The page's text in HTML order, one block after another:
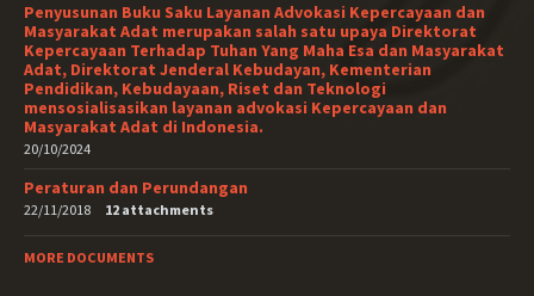
Penyusunan Buku Saku Layanan Advokasi Kepercayaan dan
Masyarakat Adat merupakan salah satu upaya Direktorat
Kepercayaan Terhadap Tuhan Yang Maha Esa dan Masyarakat
Adat, Direktorat Jenderal Kebudayan, Kementerian
Pendidikan, Kebudayaan, Riset dan Teknologi
mensosialisasikan layanan advokasi Kepercayaan dan
Masyarakat Adat di Indonesia.
20/10/2024
Peraturan dan Perundangan
22/11/2018 12 attachments
MORE DOCUMENTS